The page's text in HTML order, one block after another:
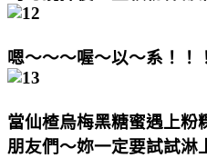
嗯～～～喔～以～系！！
當仙楂烏梅黑糖蜜遇上粉
朋友們～妳一定要試試淋